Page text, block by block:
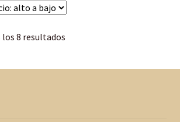
8 resultados